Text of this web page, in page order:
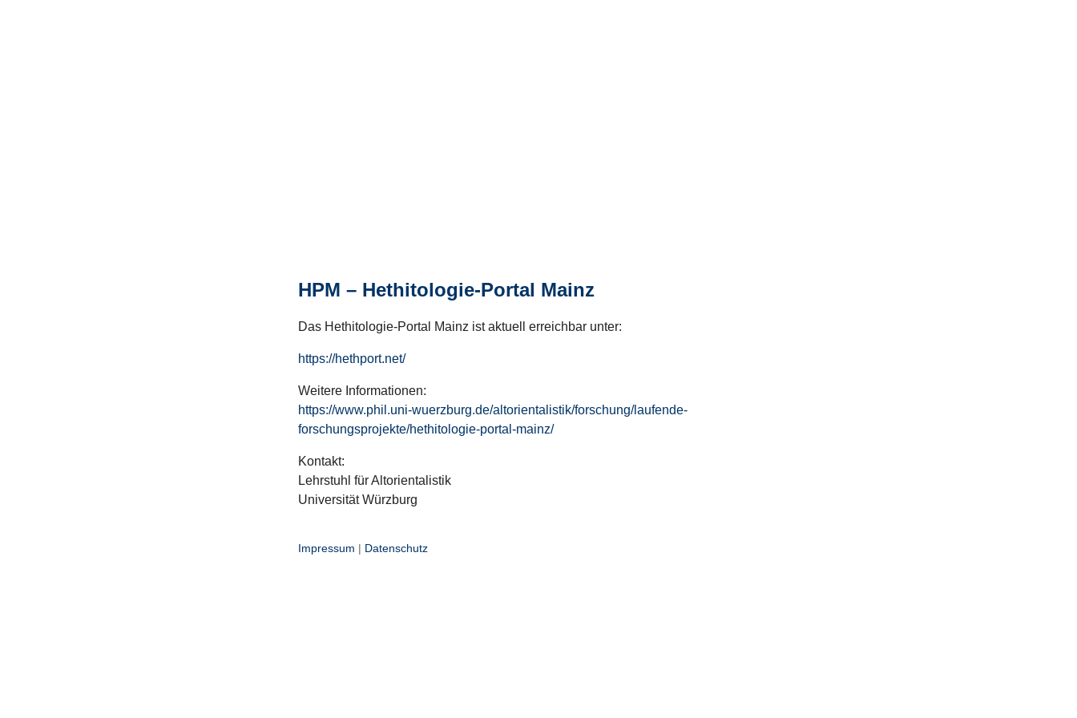
HPM – Hethitologie-Portal Mainz
Das Hethitologie-Portal Mainz ist aktuell erreichbar unter:
https://hethport.net/
Weitere Informationen:
https://www.phil.uni-wuerzburg.de/altorientalistik/forschung/laufende-
forschungsprojekte/hethitologie-portal-mainz/
Kontakt:
Lehrstuhl für Altorientalistik
Universität Würzburg
Impressum | Datenschutz